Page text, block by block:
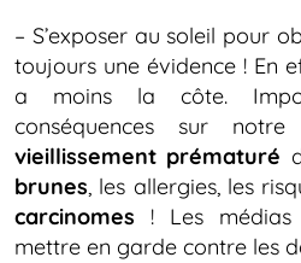
– S’exposer au soleil pour
toujours une évidence ! En
a moins la côte.
conséquences sur
vieillissement prématuré
brunes, les allergies, les
carcinomes ! Les
mettre en garde contre les